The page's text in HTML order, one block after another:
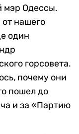
мэр Одессы.
нашего
один
горсовета.
почему они
пошел до
и за «Партию